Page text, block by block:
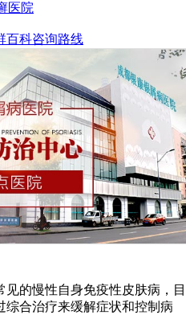
医院
百科咨询路线
的慢性自身免疫性皮肤病，目
合治疗来缓解症状和控制病